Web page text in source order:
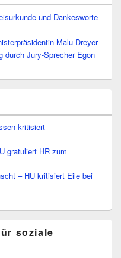
und Dankesworte
Malu Dreyer
durch Jury-Sprecher Egon
kritisiert
gratuliert HR zum
– HU kritisiert Eile bei
soziale